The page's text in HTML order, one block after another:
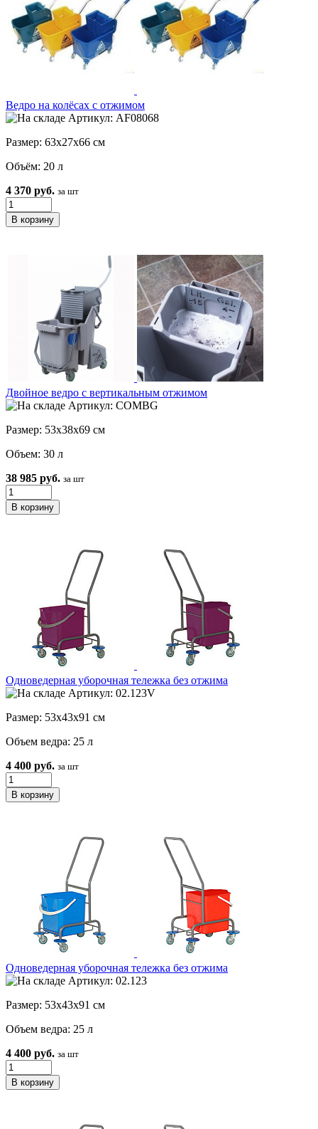
Ведро на колёсах с отжимом
Артикул: AF08068
Размер: 63x27x66 см
Объём: 20 л
4 370 руб. за шт
Двойное ведро с вертикальным отжимом
Артикул: COMBG
Размер: 53x38x69 см
Объем: 30 л
38 985 руб. за шт
Одноведерная уборочная тележка без отжима
Артикул: 02.123V
Размер: 53х43х91 см
Объем ведра: 25 л
4 400 руб. за шт
Одноведерная уборочная тележка без отжима
Артикул: 02.123
Размер: 53х43х91 см
Объем ведра: 25 л
4 400 руб. за шт